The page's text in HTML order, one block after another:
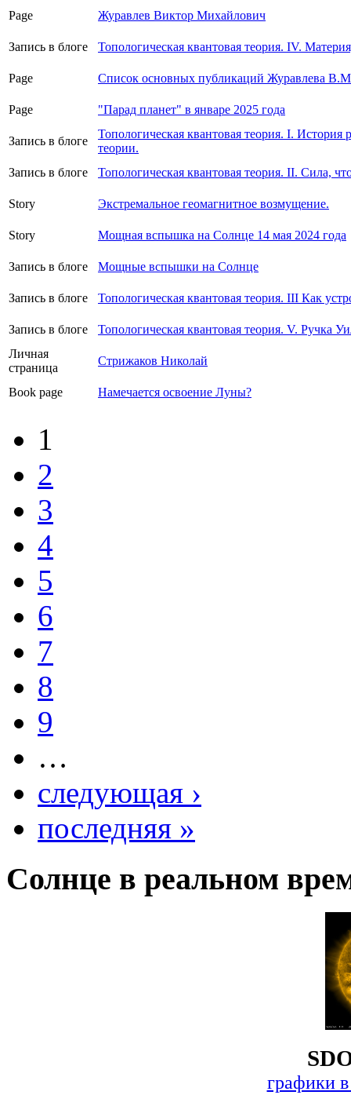
Page Журавлев Виктор Михайлович
Запись в блоге Топологическая квантовая теория. IV.
Page Список основных публикаций Журавлева
Page "Парад планет" в январе 2025 года
Запись в блоге
Топологическая квантовая теория. I. История
теории.
Запись в блоге
Топологическая квантовая теория. II. Сила,
Story Экстремальное геомагнитное возмущение.
Story Мощная вспышка на Солнце 14 мая 2024 года
Запись в блоге Мощные вспышки на Солнце
Запись в блоге Топологическая квантовая теория. III Как
Запись в блоге
Топологическая квантовая теория. V. Ручка
Личная
страница
Стрижаков Николай
Book page Намечается освоение Луны?
1
2
3
4
5
6
7
8
9
…
следующая ›
последняя »
Солнце в реальном
графики